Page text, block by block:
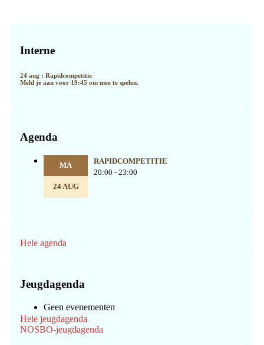
Sidebar
Interne
24 aug : Rapidcompetitie
Meld je aan voor 19:45 om mee te spelen.
Agenda
MA
24 AUG
RAPIDCOMPETITIE
20:00 - 23:00
Hele agenda
Jeugdagenda
Geen evenementen
Hele jeugdagenda
NOSBO-jeugdagenda